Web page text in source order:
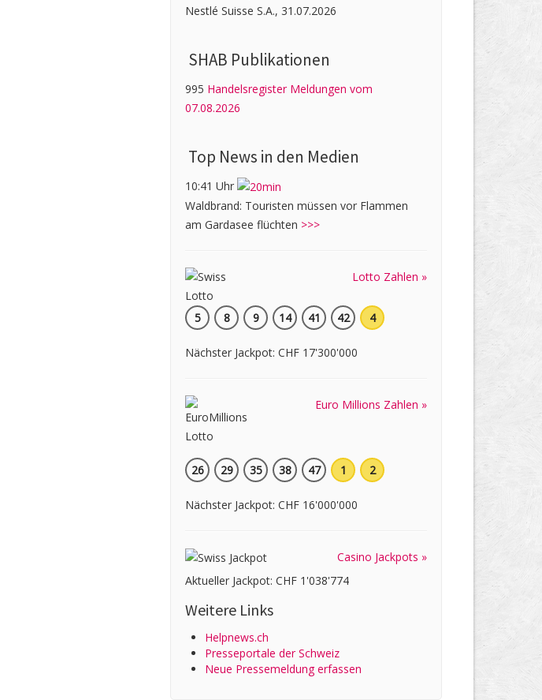
Nestlé Suisse S.A., 31.07.2026
SHAB Publi­kati­onen
995 Handelsregister Meldungen vom
07.08.2026
Top News in den Medien
10:41 Uhr
Waldbrand: Touristen müssen vor Flammen
am Gardasee flüchten >>>
Lotto Zahlen »
5 8 9 14 41 42 4
Nächster Jackpot: CHF 17'300'000
Euro Millions Zahlen »
26 29 35 38 47 1 2
Nächster Jackpot: CHF 16'000'000
Casino Jackpots »
Aktueller Jackpot: CHF 1'038'774
Weitere Links
Helpnews.ch
Presseportale der Schweiz
Neue Pressemeldung erfassen